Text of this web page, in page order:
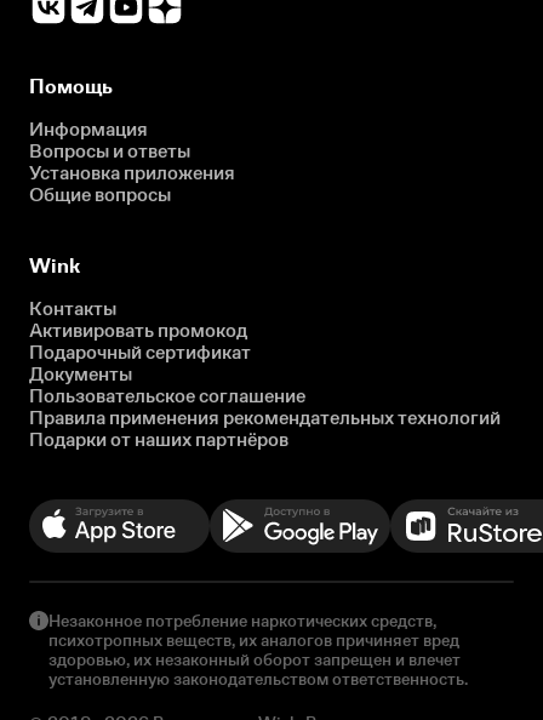
Помощь
Информация
Вопросы и ответы
Установка приложения
Общие вопросы
Wink
Контакты
Активировать промокод
Подарочный сертификат
Документы
Пользовательское соглашение
Правила применения рекомендательных технологий
Подарки от наших партнёров
Незаконное потребление наркотических средств,
психотропных веществ, их аналогов причиняет вред
здоровью, их незаконный оборот запрещен и влечет
установленную законодательством ответственность.